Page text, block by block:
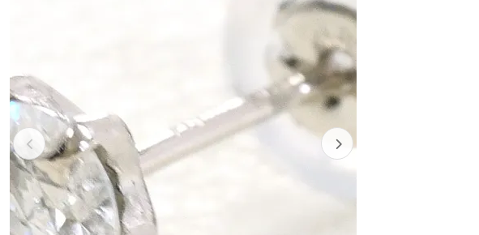
Previous Next